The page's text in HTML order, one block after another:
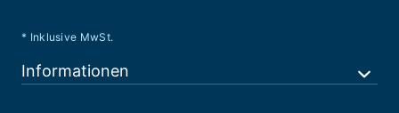
* Inklusive MwSt.
Informationen